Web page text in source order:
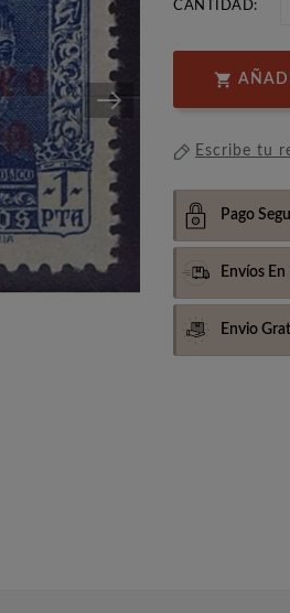
CANTIDAD:

Escribe tu
Pago
Envíos En
Envio